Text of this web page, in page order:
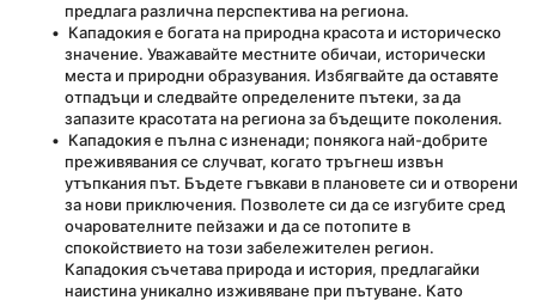
предлага различна перспектива на региона.
Кападокия е богата на природна красота и историческо
значение. Уважавайте местните обичаи, исторически
места и природни образувания. Избягвайте да оставяте
отпадъци и следвайте определените пътеки, за да
запазите красотата на региона за бъдещите поколения.
Кападокия е пълна с изненади; понякога най-добрите
преживявания се случват, когато тръгнеш извън
утъпкания път. Бъдете гъвкави в плановете си и отворени
за нови приключения. Позволете си да се изгубите сред
очарователните пейзажи и да се потопите в
спокойствието на този забележителен регион.
Кападокия съчетава природа и история, предлагайки
наистина уникално изживяване при пътуване. Като